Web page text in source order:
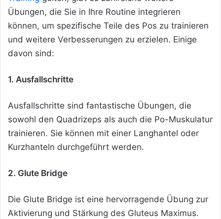
Übungen, die Sie in Ihre Routine integrieren
können, um spezifische Teile des Pos zu trainieren
und weitere Verbesserungen zu erzielen. Einige
davon sind:
1. Ausfallschritte
Ausfallschritte sind fantastische Übungen, die
sowohl den Quadrizeps als auch die Po-Muskulatur
trainieren. Sie können mit einer Langhantel oder
Kurzhanteln durchgeführt werden.
2. Glute Bridge
Die Glute Bridge ist eine hervorragende Übung zur
Aktivierung und Stärkung des Gluteus Maximus.